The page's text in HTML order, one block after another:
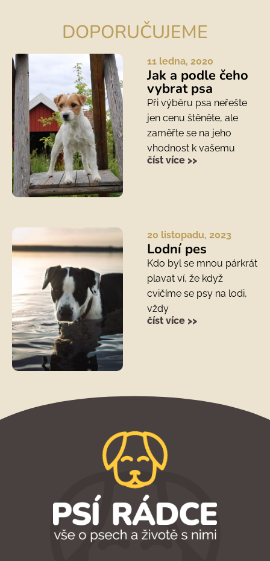
DOPORUČUJEME
11 ledna, 2020
Jak a podle čeho
vybrat psa
Při výběru psa neřešte
jen cenu štěněte, ale
zaměřte se na jeho
vhodnost k vašemu
číst více >>
20 listopadu, 2023
Lodní pes
Kdo byl se mnou párkrát
plavat ví, že když
cvičíme se psy na lodi,
vždy
číst více >>